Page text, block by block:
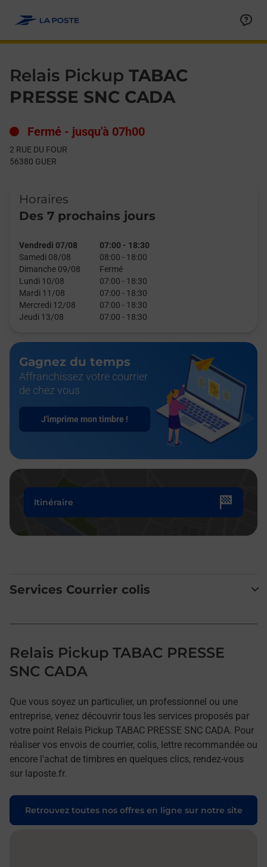
Relais Pickup TABAC
PRESSE SNC CADA
Fermé - jusqu'à 07h00
2 RUE DU FOUR
56380 GUER
Horaires
Des 7 prochains jours
Vendredi 07/08 07:00 - 18:30
Samedi 08/08
08:00 - 18:00
Dimanche 09/08
Fermé
Lundi 10/08
07:00 - 18:30
Mardi 11/08
07:00 - 18:30
Mercredi 12/08
07:00 - 18:30
Jeudi 13/08
07:00 - 18:30
Gagnez du temps
Affranchissez votre courrier
de chez vous
J'imprime mon timbre !
Itinéraire
Services Courrier colis
Relais Pickup TABAC PRESSE
SNC CADA
Que vous soyez un particulier, un professionnel ou une
entreprise, venez découvrir tous les services proposés par
votre point Relais Pickup TABAC PRESSE SNC CADA. Pour
réaliser vos envois de courrier, colis, lettre recommandée ou
encore l'achat de timbres en quelques clics, rendez-vous
sur laposte.fr.
Retrouvez toutes nos offres en ligne sur notre site